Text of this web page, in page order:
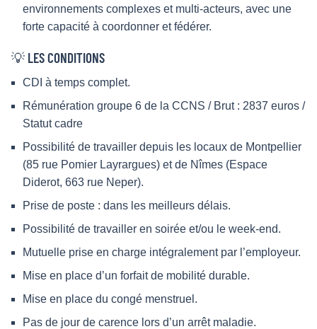
environnements complexes et multi-acteurs, avec une
forte capacité à coordonner et fédérer.
💡 LES CONDITIONS
CDI à temps complet.
Rémunération groupe 6 de la CCNS / Brut : 2837 euros /
Statut cadre
Possibilité de travailler depuis les locaux de Montpellier
(85 rue Pomier Layrargues) et de Nîmes (Espace
Diderot, 663 rue Neper).
Prise de poste : dans les meilleurs délais.
Possibilité de travailler en soirée et/ou le week-end.
Mutuelle prise en charge intégralement par l’employeur.
Mise en place d’un forfait de mobilité durable.
Mise en place du congé menstruel.
Pas de jour de carence lors d’un arrêt maladie.